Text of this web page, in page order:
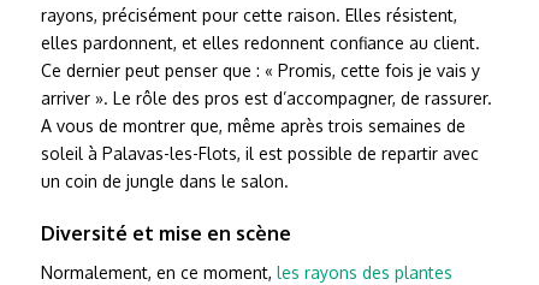
rayons, précisément pour cette raison. Elles résistent,
elles pardonnent, et elles redonnent confiance au client.
Ce dernier peut penser que : « Promis, cette fois je vais y
arriver ». Le rôle des pros est d’accompagner, de rassurer.
A vous de montrer que, même après trois semaines de
soleil à Palavas-les-Flots, il est possible de repartir avec
un coin de jungle dans le salon.
Diversité et mise en scène
Normalement, en ce moment, les rayons des plantes